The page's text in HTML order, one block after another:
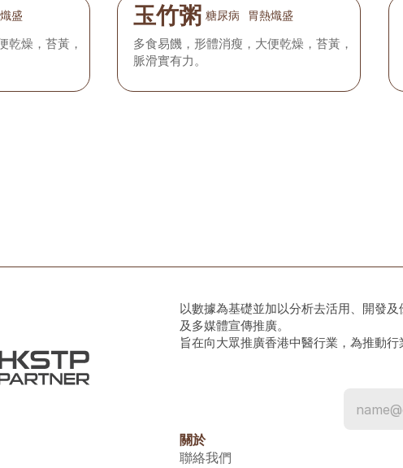
盛
乾燥，苔黃，
玉竹粥 糖尿病 胃熱熾盛
多食易饑，形體消瘦，大便乾燥，苔黃，
脈滑實有力。
以數據為基礎並加以分析去活用、開發
及多媒體宣傳推廣。
旨在向大眾推廣香港中醫行業，為推動行
關於
聯絡我們